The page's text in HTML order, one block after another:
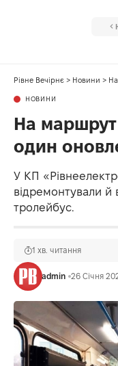
Рівне Вечірнє > Новини > На
НОВИНИ
На
один
У КП
відремонтували
тролейбус.
admin 26 Січня
1 хв. читання